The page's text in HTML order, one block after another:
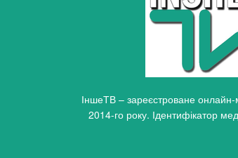
ІншеТВ – зареєстроване онлайн-
2014-го року. Ідентифікатор